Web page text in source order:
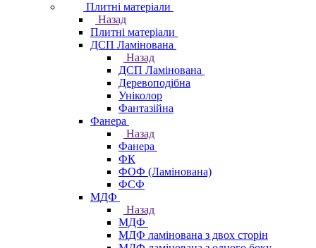
Плитні матеріали
Назад
Плитні матеріали
ДСП Ламінована
Назад
ДСП Ламінована
Деревоподібна
Уніколор
Фантазійна
Фанера
Назад
Фанера
ФК
ФОФ (Ламінована)
ФСФ
МДФ
Назад
МДФ
МДФ ламінована з двох сторін